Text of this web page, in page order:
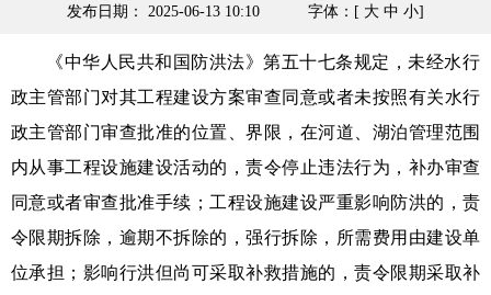
发布日期： 2025-06-13 10:10 字体：[ 大 中 小]
《中华人民共和国防洪法》第五十七条规定，未经水行
政主管部门对其工程建设方案审查同意或者未按照有关水行
政主管部门审查批准的位置、界限，在河道、湖泊管理范围
内从事工程设施建设活动的，责令停止违法行为，补办审查
同意或者审查批准手续；工程设施建设严重影响防洪的，责
令限期拆除，逾期不拆除的，强行拆除，所需费用由建设单
位承担；影响行洪但尚可采取补救措施的，责令限期采取补